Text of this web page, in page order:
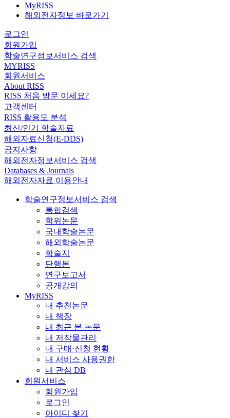
MyRISS
해외전자정보 바로가기
로그인
회원가입
학술연구정보서비스 검색
MYRISS
회원서비스
About RISS
RISS 처음 방문 이세요?
고객센터
RISS 활용도 분석
최신/인기 학술자료
해외자료신청(E-DDS)
공지사항
해외전자정보서비스 검색
Databases & Journals
해외전자자료 이용안내
학술연구정보서비스 검색
통합검색
학위논문
국내학술논문
해외학술논문
학술지
단행본
연구보고서
공개강의
MyRISS
내 추천논문
내 책장
내 최근 본 논문
내 저작물관리
내 구매·신청 현황
내 서비스 사용권한
내 관심 DB
회원서비스
회원가입
로그인
아이디 찾기